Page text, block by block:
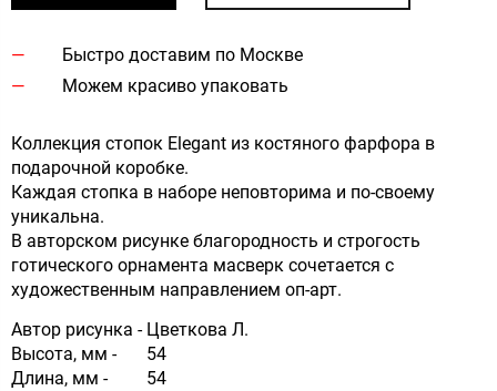
Быстро доставим по Москве
Можем красиво упаковать
Коллекция стопок Elegant из костяного фарфора в
подарочной коробке.
Каждая стопка в наборе неповторима и по-своему
уникальна.
В авторском рисунке благородность и строгость
готического орнамента масверк сочетается с
художественным направлением оп-арт.
Автор рисунка - Цветкова Л.
Высота, мм -
54
Длина, мм -
54